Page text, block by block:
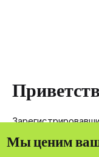
членам нашего
Мы ценим